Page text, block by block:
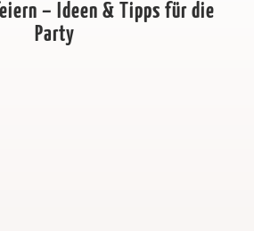
– Ideen & Tipps für die
Party